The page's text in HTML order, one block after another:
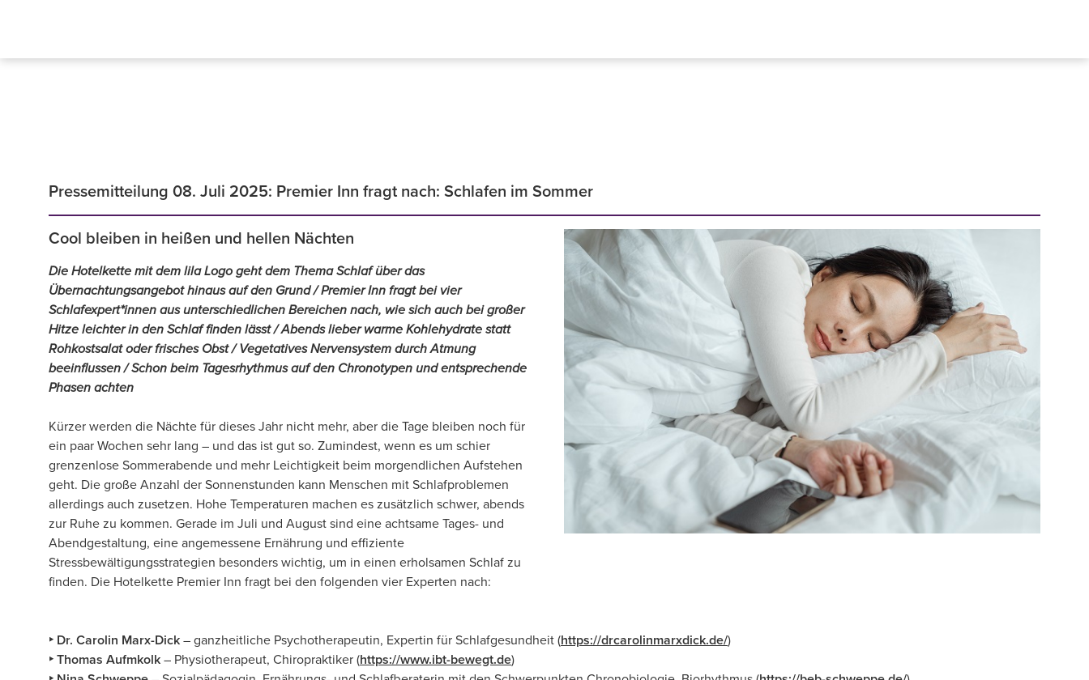
Pressemitteilung 08. Juli 2025: Premier Inn fragt nach: Schlafen im Sommer
Cool bleiben in heißen und hellen Nächten
Die Hotelkette mit dem lila Logo geht dem Thema Schlaf über das
Übernachtungsangebot hinaus auf den Grund / Premier Inn fragt bei vier
Schlafexpert*innen aus unterschiedlichen Bereichen nach, wie sich auch bei großer
Hitze leichter in den Schlaf finden lässt / Abends lieber warme Kohlehydrate statt
Rohkostsalat oder frisches Obst / Vegetatives Nervensystem durch Atmung
beeinflussen / Schon beim Tagesrhythmus auf den Chronotypen und entsprechende
Phasen achten
Kürzer werden die Nächte für dieses Jahr nicht mehr, aber die Tage bleiben noch für
ein paar Wochen sehr lang – und das ist gut so. Zumindest, wenn es um schier
grenzenlose Sommerabende und mehr Leichtigkeit beim morgendlichen Aufstehen
geht. Die große Anzahl der Sonnenstunden kann Menschen mit Schlafproblemen
allerdings auch zusetzen. Hohe Temperaturen machen es zusätzlich schwer, abends
zur Ruhe zu kommen. Gerade im Juli und August sind eine achtsame Tages- und
Abendgestaltung, eine angemessene Ernährung und effiziente
Stressbewältigungsstrategien besonders wichtig, um in einen erholsamen Schlaf zu
finden. Die Hotelkette Premier Inn fragt bei den folgenden vier Experten nach:
‣ Dr. Carolin Marx-Dick – ganzheitliche Psychotherapeutin, Expertin für Schlafgesundheit (https://drcarolinmarxdick.de/)
‣ Thomas Aufmkolk – Physiotherapeut, Chiropraktiker (https://www.ibt-bewegt.de)